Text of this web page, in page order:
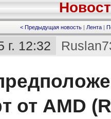
< Предыдущая новость | Лента |
г. 12:32
от AMD